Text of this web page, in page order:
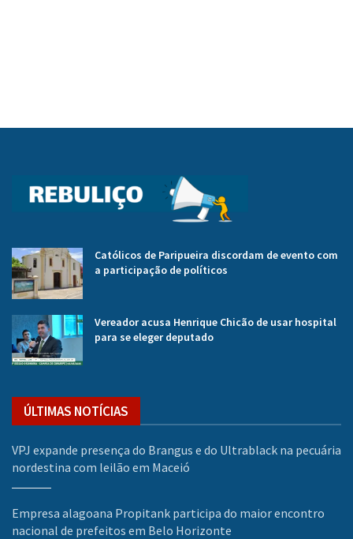
Católicos de Paripueira discordam de evento com
a participação de políticos
Vereador acusa Henrique Chicão de usar hospital
para se eleger deputado
ÚLTIMAS NOTÍCIAS
VPJ expande presença do Brangus e do Ultrablack na pecuária
nordestina com leilão em Maceió
Empresa alagoana Propitank participa do maior encontro
nacional de prefeitos em Belo Horizonte